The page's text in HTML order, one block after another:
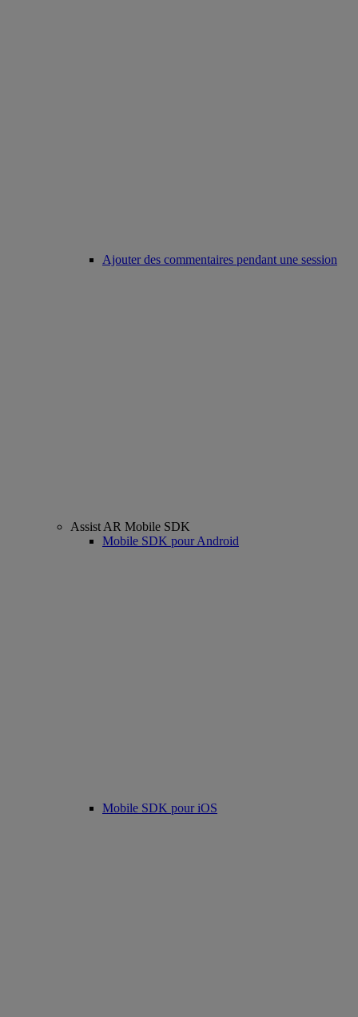
Ajouter des commentaires pendant une session
Assist AR Mobile SDK
Mobile SDK pour Android
Mobile SDK pour iOS